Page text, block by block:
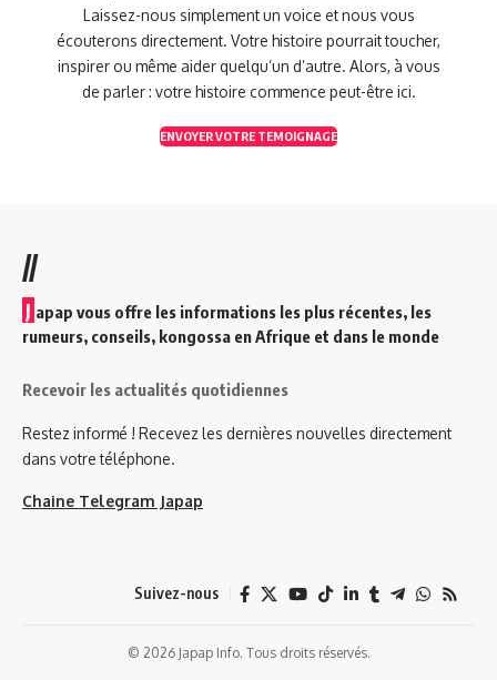
Laissez-nous simplement un voice et nous vous
écouterons directement. Votre histoire pourrait toucher,
inspirer ou même aider quelqu’un d’autre. Alors, à vous
de parler : votre histoire commence peut-être ici.
ENVOYER VOTRE TEMOIGNAGE
//
J apap vous offre les informations les plus récentes, les
rumeurs, conseils, kongossa en Afrique et dans le monde
Recevoir les actualités quotidiennes
Restez informé ! Recevez les dernières nouvelles directement
dans votre téléphone.
Chaine Telegram Japap
Suivez-nous
© 2026 Japap Info. Tous droits réservés.